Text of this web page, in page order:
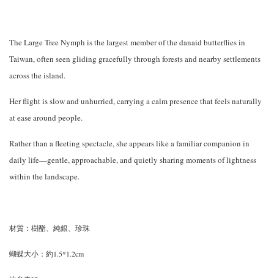
The Large Tree Nymph is the largest member of the danaid butterflies in
Taiwan, often seen gliding gracefully through forests and nearby settlements
across the island.
Her flight is slow and unhurried, carrying a calm presence that feels naturally
at ease around people.
Rather than a fleeting spectacle, she appears like a familiar companion in
daily life—gentle, approachable, and quietly sharing moments of lightness
within the landscape.
材質：樹酯、純銀、珍珠
蝴蝶大小：約1.5*1.2cm